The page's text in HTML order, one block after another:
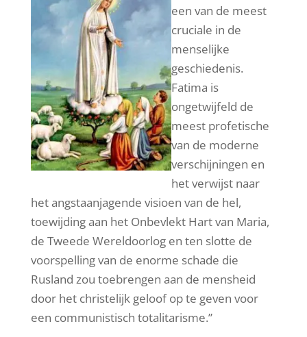
een van de meest
cruciale in de
menselijke
geschiedenis.
Fatima is
ongetwijfeld de
meest profetische
van de moderne
verschijningen en
het verwijst naar
het angstaanjagende visioen van de hel,
toewijding aan het Onbevlekt Hart van Maria,
de Tweede Wereldoorlog en ten slotte de
voorspelling van de enorme schade die
Rusland zou toebrengen aan de mensheid
door het christelijk geloof op te geven voor
een communistisch totalitarisme.”